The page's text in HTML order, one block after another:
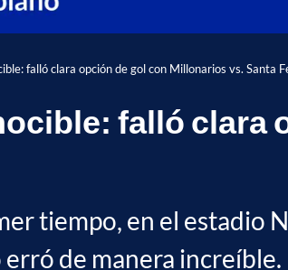
falló clara opción de gol con Millonarios vs. Santa
falló clara
tiempo, en el estadio
de manera increíble.